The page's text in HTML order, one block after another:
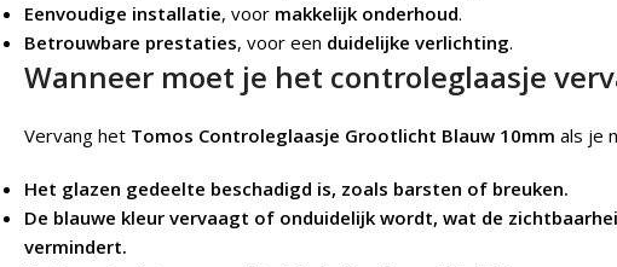
Eenvoudige installatie, voor makkelijk onderhoud.
Betrouwbare prestaties, voor een duidelijke verlichting.
Wanneer moet je het controleglaasje
Vervang het Tomos Controleglaasje Grootlicht Blauw 10mm als je
Het glazen gedeelte beschadigd is, zoals barsten of breuken.
De blauwe kleur vervaagt of onduidelijk wordt, wat de
vermindert.